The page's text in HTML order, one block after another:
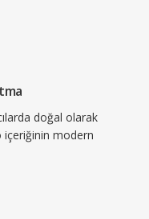
arınmış
doğal olarak
içeriğinin modern